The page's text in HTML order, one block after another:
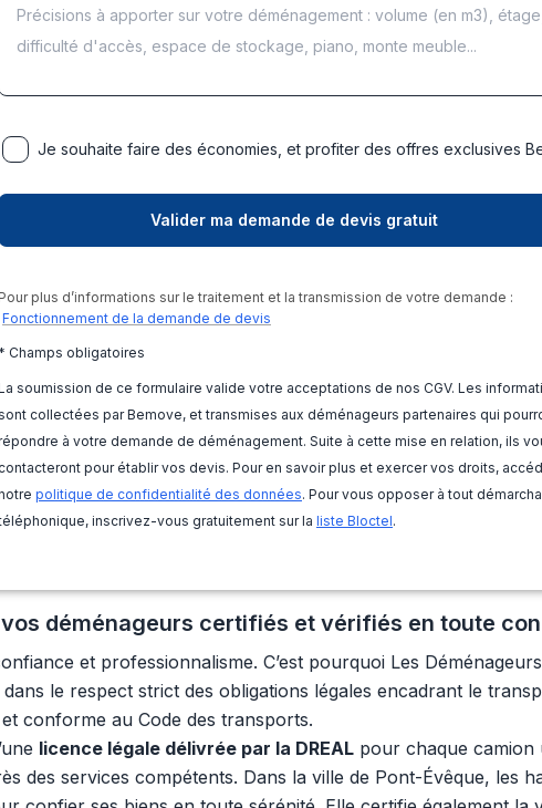
Je souhaite faire des économies, et profiter des offres exclusives
Pour plus d’informations sur le traitement et la transmission de votre demande :
Fonctionnement de la demande de devis
* Champs obligatoires
soumission de ce formulaire valide votre acceptations de nos CGV. Les
collectées par Bemove, et transmises aux déménageurs partenaires qui
à votre demande de déménagement. Suite à cette mise en relation, ils
contacteront pour établir vos devis. Pour en savoir plus et exercer vos droits,
politique de confidentialité des données. Pour vous opposer à tout
inscrivez-vous gratuitement sur la liste Bloctel.
déménageurs certifiés et vérifiés en toute
et professionnalisme. C’est pourquoi Les
dans le respect strict des obligations légales encadrant le
conforme au Code des transports.
licence légale délivrée par la DREAL pour chaque camion
des services compétents. Dans la ville de Pont-Évêque, les